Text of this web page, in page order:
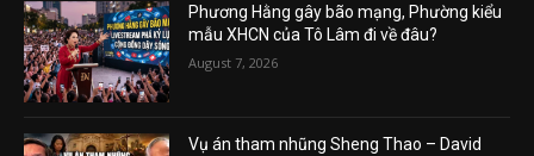
Phương Hằng gây bão mạng, Phường kiểu
mẫu XHCN của Tô Lâm đi về đâu?
August 7, 2026
Vụ án tham nhũng Sheng Thao – David